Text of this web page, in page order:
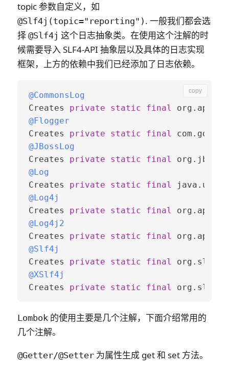
topic 参数自定义，如
@Slf4j(topic="reporting") . 一般我们都会选
择 @Slf4j 这个日志抽象类。在使用这个注解的时
候需要导入 SLF4-API 抽象层以及具体的日志实现
框架，上方的依赖中我们已经添加了日志依赖。
@CommonsLog
Creates private static final
@Flogger
Creates private static final
@JBossLog
Creates private static final
@Log
Creates private static final
@Log4j
Creates private static final
@Log4j2
Creates private static final
@Slf4j
Creates private static final org.slf4j.
@XSlf4j
Creates private static final
copy
Lombok 的使用主要是几个注解，下面介绍常用的
几个注解。
@Getter/@Setter 为属性生成 get 和 set 方法。